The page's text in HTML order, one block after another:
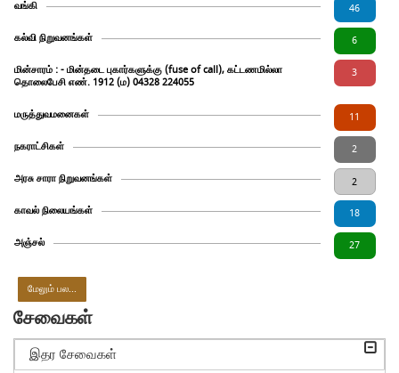
46
வங்கி
6
கல்வி நிறுவனங்கள்
3
மின்சாரம் : - மின்தடை புகார்களுக்கு (fuse of call), கட்டணமில்லா
தொலைபேசி எண். 1912 (ம) 04328 224055
11
மருத்துவமனைகள்
2
நகராட்சிகள்
2
அரசு சாரா நிறுவனங்கள்
18
காவல் நிலையங்கள்
27
அஞ்சல்
மேலும் பல...
சேவைகள்
இதர சேவைகள்